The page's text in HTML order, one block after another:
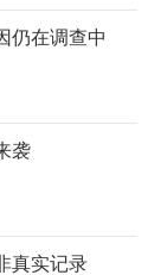
仍在调查中
袭
真实记录